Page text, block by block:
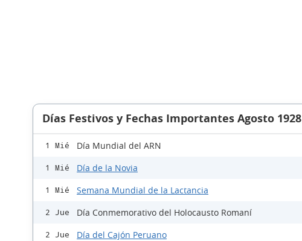
Días Festivos y Fechas Importantes Agosto 1928
1 Mié Día Mundial del ARN
1 Mié Día de la Novia
1 Mié Semana Mundial de la Lactancia
2 Jue Día Conmemorativo del Holocausto Romaní
2 Jue Día del Cajón Peruano